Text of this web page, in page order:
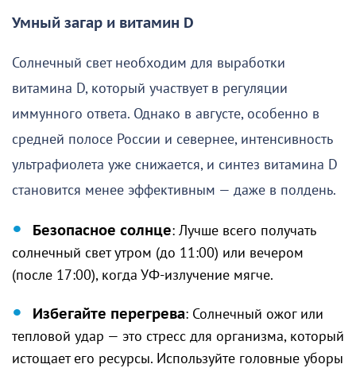
Умный загар и витамин D
Солнечный свет необходим для выработки
витамина D, который участвует в регуляции
иммунного ответа. Однако в августе, особенно в
средней полосе России и севернее, интенсивность
ультрафиолета уже снижается, и синтез витамина D
становится менее эффективным — даже в полдень.
Безопасное солнце: Лучше всего получать
солнечный свет утром (до 11:00) или вечером
(после 17:00), когда УФ-излучение мягче.
Избегайте перегрева: Солнечный ожог или
тепловой удар — это стресс для организма, который
истощает его ресурсы. Используйте головные уборы